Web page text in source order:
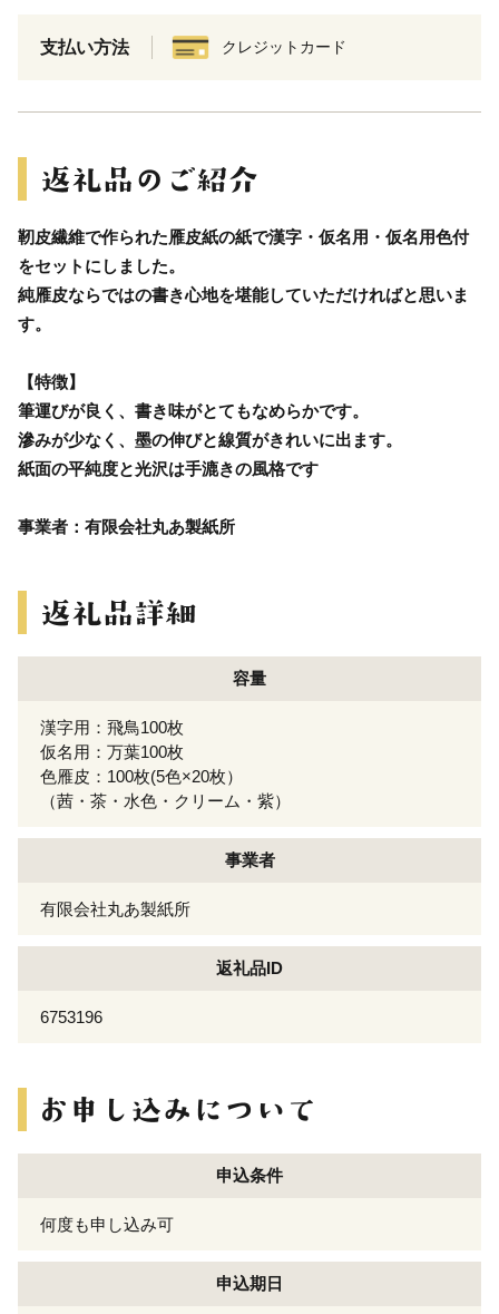
支払い方法 クレジットカード
靭皮繊維で作られた雁皮紙の紙で漢字・仮名用・仮名用色付
をセットにしました。
純雁皮ならではの書き心地を堪能していただければと思いま
す。
【特徴】
筆運びが良く、書き味がとてもなめらかです。
滲みが少なく、墨の伸びと線質がきれいに出ます。
紙面の平純度と光沢は手漉きの風格です
事業者：有限会社丸あ製紙所
容量
漢字用：飛鳥100枚
仮名用：万葉100枚
色雁皮：100枚(5色×20枚）
（茜・茶・水色・クリーム・紫）
事業者
有限会社丸あ製紙所
返礼品ID
6753196
申込条件
何度も申し込み可
申込期日